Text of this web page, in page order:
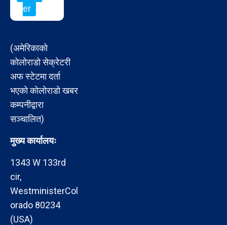
er
(अमेरिकाको
कोलोराडो सेक्रेटरी
अफ स्टेटमा दर्ता
भएको कोलोराडो खबर
कम्पनीद्वारा
सञ्चालित)
मुख्य कार्यालयः
1343 W 133rd
cir,
WestministerCol
orado 80234
(USA)